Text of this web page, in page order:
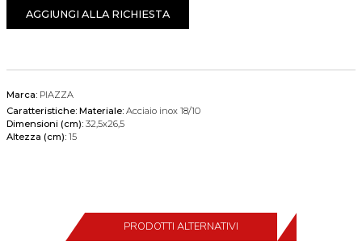
AGGIUNGI ALLA RICHIESTA
Marca: PIAZZA
Caratteristiche: Materiale: Acciaio inox 18/10
Dimensioni (cm): 32,5x26,5
Altezza (cm): 15
PRODOTTI ALTERNATIVI